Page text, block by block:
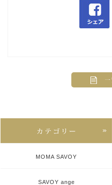
MOMA SAVOY
SAVOY ange